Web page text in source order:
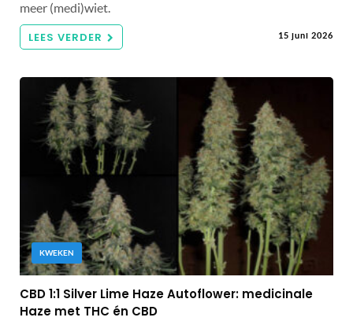
meer (medi)wiet.
LEES VERDER 15 juni 2026
KWEKEN
CBD 1:1 Silver Lime Haze Autoflower: medicinale
Haze met THC én CBD